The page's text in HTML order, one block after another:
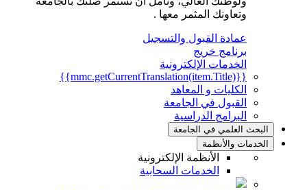
وتعاونك المثمر معها .
عمادة القبول والتسجيل
برنامج خريج
الخدمات الإلكترونية
{{mmc.getCurrentTranslation(item.Title)}}
الكليات و المعاهد
القبول في الجامعة
البرامج الدراسية
البحث العلمي في الجامعة
الخدمات والأنظمة
الأنظمة الإلكترونية
الخدمات السحابية